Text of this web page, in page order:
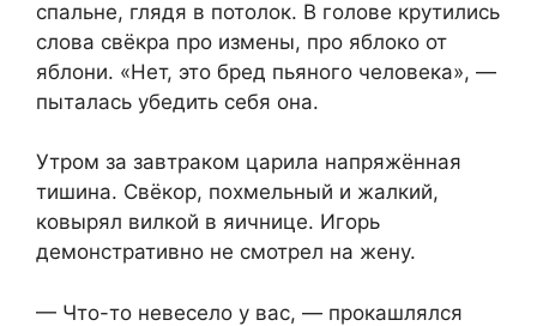
спальне, глядя в потолок. В голове крутились
слова свёкра про измены, про яблоко от
яблони. «Нет, это бред пьяного человека», —
пыталась убедить себя она.
Утром за завтраком царила напряжённая
тишина. Свёкор, похмельный и жалкий,
ковырял вилкой в яичнице. Игорь
демонстративно не смотрел на жену.
— Что-то невесело у вас, — прокашлялся